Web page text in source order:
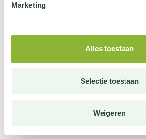
Marketing
Alles toestaan
Selectie toestaan
Weigeren